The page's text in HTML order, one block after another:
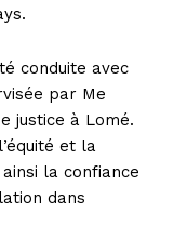
conduite avec
par Me
justice à Lomé.
et la
la confiance
dans